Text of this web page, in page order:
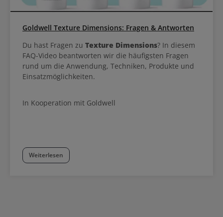
Goldwell Texture Dimensions: Fragen & Antworten
Du hast Fragen zu Texture Dimensions? In diesem
FAQ-Video beantworten wir die häufigsten Fragen
rund um die Anwendung, Techniken, Produkte und
Einsatzmöglichkeiten.
In Kooperation mit Goldwell
Weiterlesen